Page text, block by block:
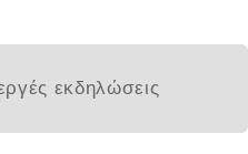
εκδηλώσεις